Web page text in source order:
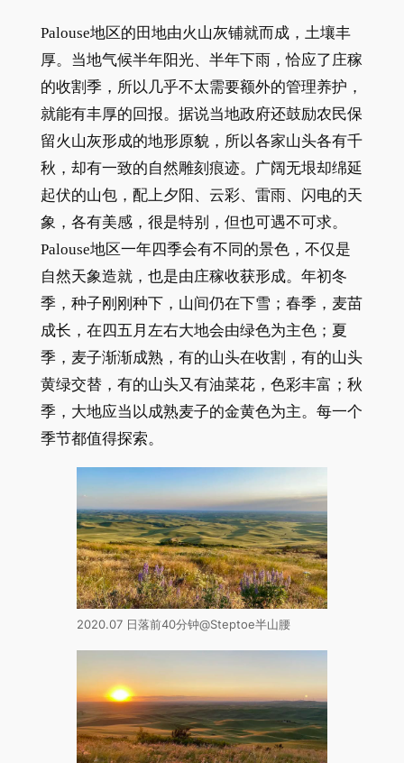
Palouse地区的田地由火山灰铺就而成，土壤丰
厚。当地气候半年阳光、半年下雨，恰应了庄稼
的收割季，所以几乎不太需要额外的管理养护，
就能有丰厚的回报。据说当地政府还鼓励农民保
留火山灰形成的地形原貌，所以各家山头各有千
秋，却有一致的自然雕刻痕迹。广阔无垠却绵延
起伏的山包，配上夕阳、云彩、雷雨、闪电的天
象，各有美感，很是特别，但也可遇不可求。
Palouse地区一年四季会有不同的景色，不仅是
自然天象造就，也是由庄稼收获形成。年初冬
季，种子刚刚种下，山间仍在下雪；春季，麦苗
成长，在四五月左右大地会由绿色为主色；夏
季，麦子渐渐成熟，有的山头在收割，有的山头
黄绿交替，有的山头又有油菜花，色彩丰富；秋
季，大地应当以成熟麦子的金黄色为主。每一个
季节都值得探索。
2020.07 日落前40分钟@Steptoe半山腰